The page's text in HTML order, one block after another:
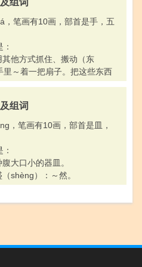
组词
，笔画有10画，部首是手，五
其他方式抓住、搬动（东
里～着一把扇子。把这些东西
他多年的教学经验，这门课
。～事。这事儿你～得稳
：这件事谁都干得了，你～
做出：～架子。～腔作势。
同：～尺量。～眼睛看。～事
组词
，笔画有10画，部首是皿，
大口小的器皿。
shèng）：～然。